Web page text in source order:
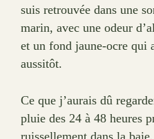
suis retrouvée dans une
marin, avec une odeur
et un fond jaune-ocre qui
aussitôt.
Ce que j’aurais dû
pluie des 24 à 48 heures
ruissellement dans la